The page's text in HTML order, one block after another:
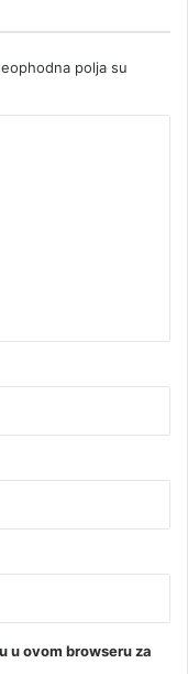
polja su
u ovom browseru za